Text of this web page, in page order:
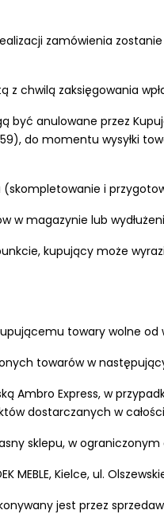
zamówienia
z chwilą zaksięgowania
być anulowane przez
do momentu
i
w magazynie lub
kupujący może
towary wolne od
towarów w
Ambro Express, w
dostarczanych w
sklepu, w
MEBLE, Kielce, ul.
jest przez